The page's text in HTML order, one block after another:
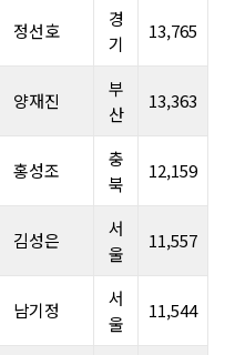
정선호
경
기
13,765
양재진
부
산
13,363
홍성조
충
북
12,159
김성은
서
울
11,557
남기정
서
울
11,544